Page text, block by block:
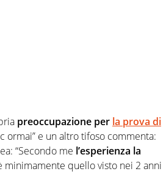
preoccupazione per la prova di
ormai” e un altro tifoso commenta:
“Secondo me l’esperienza la
minimamente quello visto nei 2 anni